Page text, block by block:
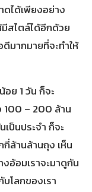
ดได้เพียงอย่าง
สไตล์ได้อีกด้วย
มากมายที่จะทำให้
ย 1 วัน ก็จะ
100 – 200 ล้าน
ป็นประจำ ก็จะ
ล้านล้านถุง เห็น
อ้อมเราจะมาดูกัน
โลกของเรา